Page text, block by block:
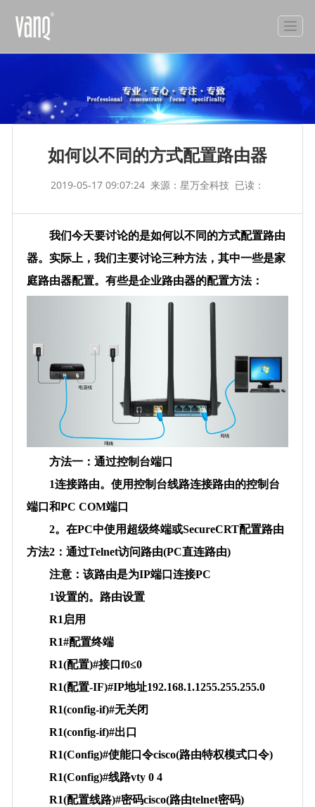
如何以不同的方式配置路由器
2019-05-17 09:07:24 来源：星万全科技 已读：
我们今天要讨论的是如何以不同的方式配置路由
器。实际上，我们主要讨论三种方法，其中一些是家
庭路由器配置。有些是企业路由器的配置方法：
方法一：通过控制台端口
1连接路由。使用控制台线路连接路由的控制台
端口和PC COM端口
2。在PC中使用超级终端或SecureCRT配置路由
方法2：通过Telnet访问路由(PC直连路由)
注意：该路由是为IP端口连接PC
1设置的。路由设置
R1启用
R1#配置终端
R1(配置)#接口f0≤0
R1(配置-IF)#IP地址192.168.1.1255.255.255.0
R1(config-if)#无关闭
R1(config-if)#出口
R1(Config)#使能口令cisco(路由特权模式口令)
R1(Config)#线路vty 0 4
R1(配置线路)#密码cisco(路由telnet密码)